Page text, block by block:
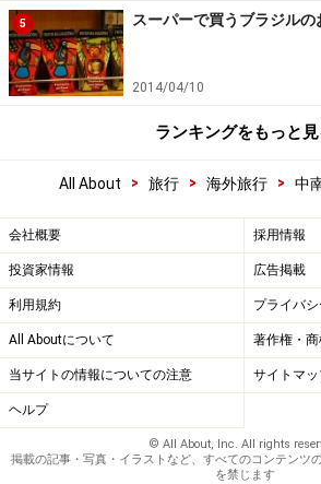
5 スーパーで買うブラジルの
2014/04/10
ランキングをもっと
All About > 旅行 > 海外旅行 > 中
会社概要 採用情報
投資家情報 広告掲載
利用規約 プライバ
All Aboutについて 著作権・
当サイトの情報についての注意 サイトマ
ヘルプ
© All About, Inc. All rights
掲載の記事・写真・イラストなど、すべてのコンテンツ
を禁じます